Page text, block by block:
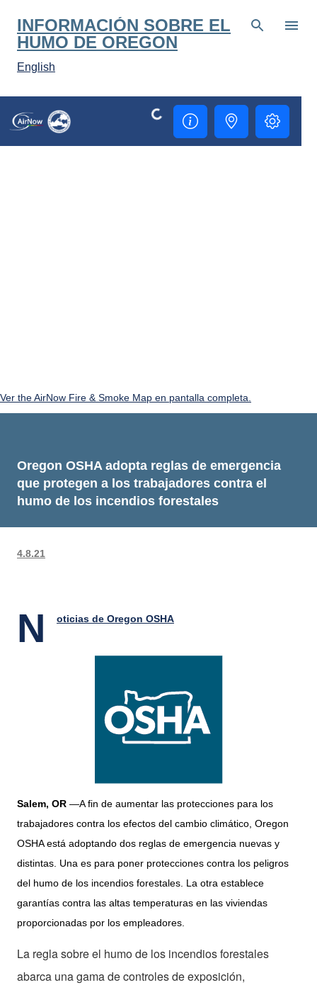
Ir al contenido principal
INFORMACIÓN SOBRE EL
HUMO DE OREGON
English
Ver the AirNow Fire & Smoke Map en pantalla completa.
Oregon OSHA adopta reglas de emergencia
que protegen a los trabajadores contra el
humo de los incendios forestales
4.8.21
N oticias de Oregon OSHA
Salem, OR —A fin de aumentar las protecciones para los
trabajadores contra los efectos del cambio climático, Oregon
OSHA está adoptando dos reglas de emergencia nuevas y
distintas. Una es para poner protecciones contra los peligros
del humo de los incendios forestales. La otra establece
garantías contra las altas temperaturas en las viviendas
proporcionadas por los empleadores.
La regla sobre el humo de los incendios forestales
abarca una gama de controles de exposición,